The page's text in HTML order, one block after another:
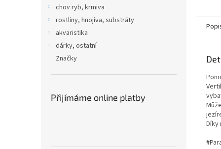
chov ryb, krmiva
rostliny, hnojiva, substráty
akvaristika
dárky, ostatní
Značky
Přijímáme online platby
Díky